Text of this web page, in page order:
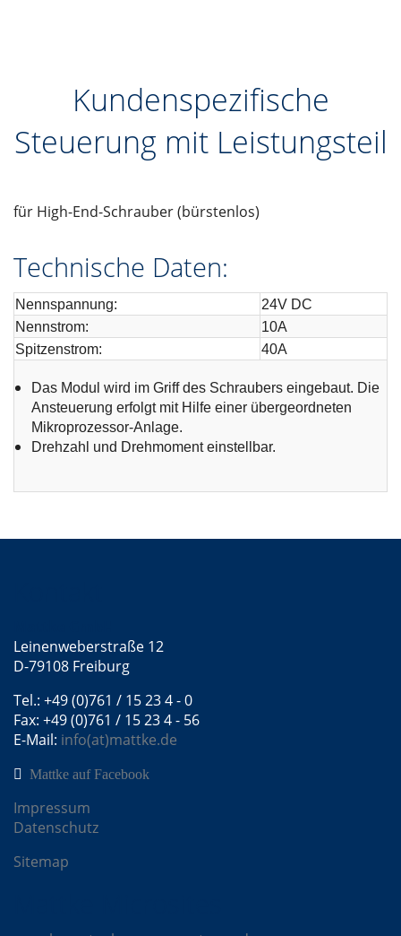
Kundenspezifische
Steuerung mit Leistungsteil
für High-End-Schrauber (bürstenlos)
Technische Daten:
Nennspannung:
24V DC
Nennstrom:
10A
Spitzenstrom:
40A
Das Modul wird im Griff des Schraubers eingebaut. Die
Ansteuerung erfolgt mit Hilfe einer übergeordneten
Mikroprozessor-Anlage.
Drehzahl und Drehmoment einstellbar.
Leinenweberstraße 12
D-79108 Freiburg
Tel.: +49 (0)761 / 15 23 4 - 0
Fax: +49 (0)761 / 15 23 4 - 56
E-Mail: info(at)mattke.de
Mattke auf Facebook
Impressum
Datenschutz
Sitemap